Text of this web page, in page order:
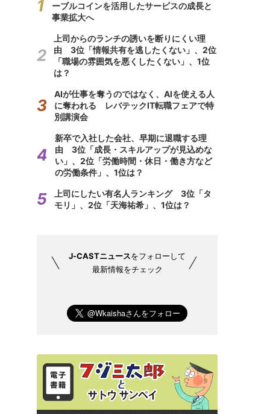
ーブルコインを活用したサービスの成長と
事業拡大へ
上司からのランチの誘いを断りにくい理
由 3位「情報共有を逃したくない」、2位
「職場の雰囲気を悪くしたくない」、1位
は？
AIが仕事を奪うのではなく、AIを使える人
に奪われる レバテックIT転職フェアで特
別講演会
新卒で入社した会社、早期に退職する理
由 3位「成長・スキルアップが見込めな
い」、2位「労働時間・休日・働き方など
の労働条件」、1位は？
上司にしたい有名人ランキング 3位「タ
モリ」、2位「天海祐希」、1位は？
J-CASTニュースをフォローして
最新情報をチェック